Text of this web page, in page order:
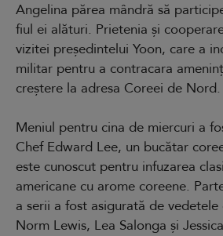
Angelina părea mândră să
fiul ei alături. Prietenia și
vizitei președintelui Yoon, care a
militar pentru a contracara
creștere la adresa Coreei de Nord.
Meniul pentru cina de miercuri a
Chef Edward Lee, un bucătar
este cunoscut pentru infuzarea
americane cu arome coreene.
a serii a fost asigurată de
Norm Lewis, Lea Salonga și